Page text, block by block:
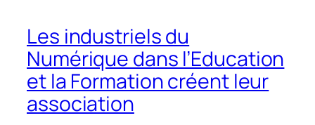
Les industriels du
Numérique dans l’Education
et la Formation créent leur
association